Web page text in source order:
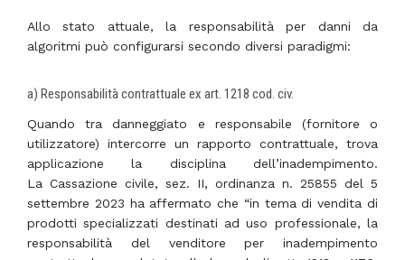
Allo stato attuale, la responsabilità per danni da
algoritmi può configurarsi secondo diversi paradigmi:
a) Responsabilità contrattuale ex art. 1218 cod. civ.
Quando tra danneggiato e responsabile (fornitore o
utilizzatore) intercorre un rapporto contrattuale, trova
applicazione la disciplina dell’inadempimento.
La Cassazione civile, sez. II, ordinanza n. 25855 del 5
settembre 2023 ha affermato che “in tema di vendita di
prodotti specializzati destinati ad uso professionale, la
responsabilità del venditore per inadempimento